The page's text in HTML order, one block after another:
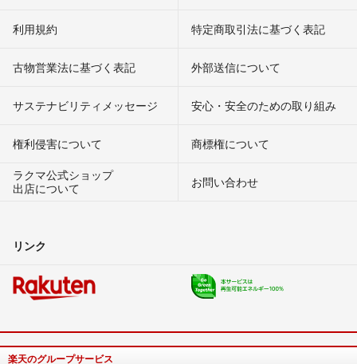
利用規約 特定商取引法に基づく表記
古物営業法に基づく表記 外部送信について
サステナビリティメッセージ 安心・安全のための取り組み
権利侵害について
商標権について
ラクマ公式ショップ
出店について
お問い合わせ
リンク
楽天のグループサービス